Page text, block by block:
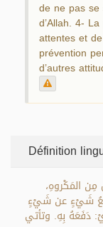
de ne pas
d’Allah. 4-
attentes et
prévention
d’autres
Définition
مِن المَكْروهِ،
دَفْعُ شَيْءٍ عن شَيْءٍ
دَفَعَهُ بِهِ. وتأتي